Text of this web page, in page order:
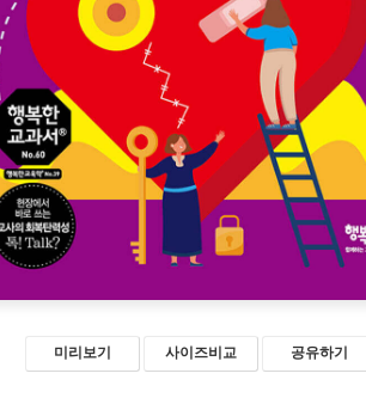
미리보기 사이즈비교 공유하기